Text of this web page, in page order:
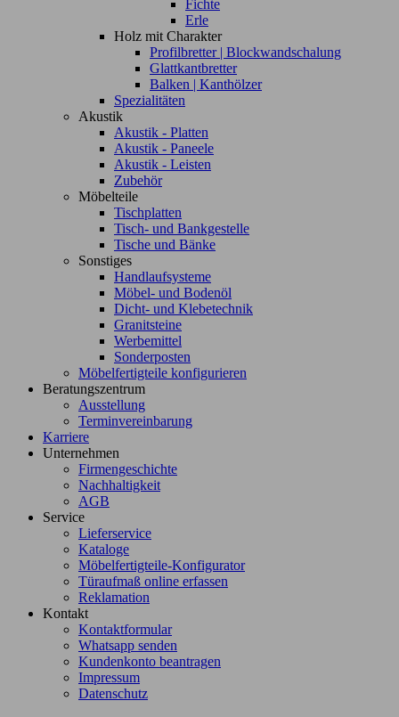
Fichte
Erle
Holz mit Charakter
Profilbretter | Blockwandschalung
Glattkantbretter
Balken | Kanthölzer
Spezialitäten
Akustik
Akustik - Platten
Akustik - Paneele
Akustik - Leisten
Zubehör
Möbelteile
Tischplatten
Tisch- und Bankgestelle
Tische und Bänke
Sonstiges
Handlaufsysteme
Möbel- und Bodenöl
Dicht- und Klebetechnik
Granitsteine
Werbemittel
Sonderposten
Möbelfertigteile konfigurieren
Beratungszentrum
Ausstellung
Terminvereinbarung
Karriere
Unternehmen
Firmengeschichte
Nachhaltigkeit
AGB
Service
Lieferservice
Kataloge
Möbelfertigteile-Konfigurator
Türaufmaß online erfassen
Reklamation
Kontakt
Kontaktformular
Whatsapp senden
Kundenkonto beantragen
Impressum
Datenschutz